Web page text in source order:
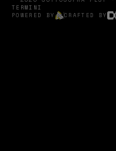
TERMINI
POWERED BY
CRAFTED BY